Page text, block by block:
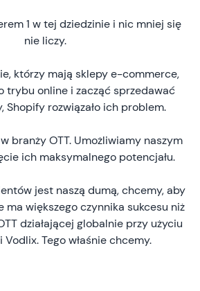
1 w tej dziedzinie i nic mniej się
nie liczy.
którzy mają sklepy e-commerce,
trybu online i zacząć sprzedawać
Shopify rozwiązało ich problem.
branży OTT. Umożliwiamy naszym
ich maksymalnego potencjału.
jest naszą dumą, chcemy, aby
ma większego czynnika sukcesu niż
działającej globalnie przy użyciu
Vodlix. Tego właśnie chcemy.